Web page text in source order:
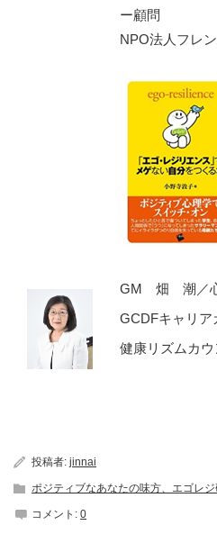
ー顧問
NPO法人フレ
GM 畑 潮／
GCDFキャリア
健康リズムカ
投稿者: jinnai
ポジティブなあなたの味方、エゴレジ
コメント: 0